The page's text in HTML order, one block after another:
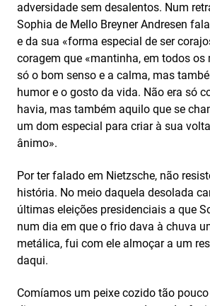
adversidade sem desalentos. Num
Sophia de Mello Breyner Andresen
e da sua «forma especial de ser
coragem que «mantinha, em todos os
só o bom senso e a calma, mas
humor e o gosto da vida. Não era só
havia, mas também aquilo que se
um dom especial para criar à sua
ânimo».
Por ter falado em Nietzsche, não
história. No meio daquela desolada
últimas eleições presidenciais a que
num dia em que o frio dava à chuva
metálica, fui com ele almoçar a um
daqui.
Comíamos um peixe cozido tão